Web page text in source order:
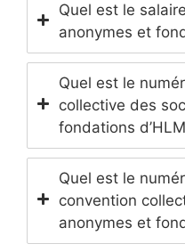
Quel est le
anonymes et
Quel est le
collective des
fondations
Quel est le
convention
anonymes et